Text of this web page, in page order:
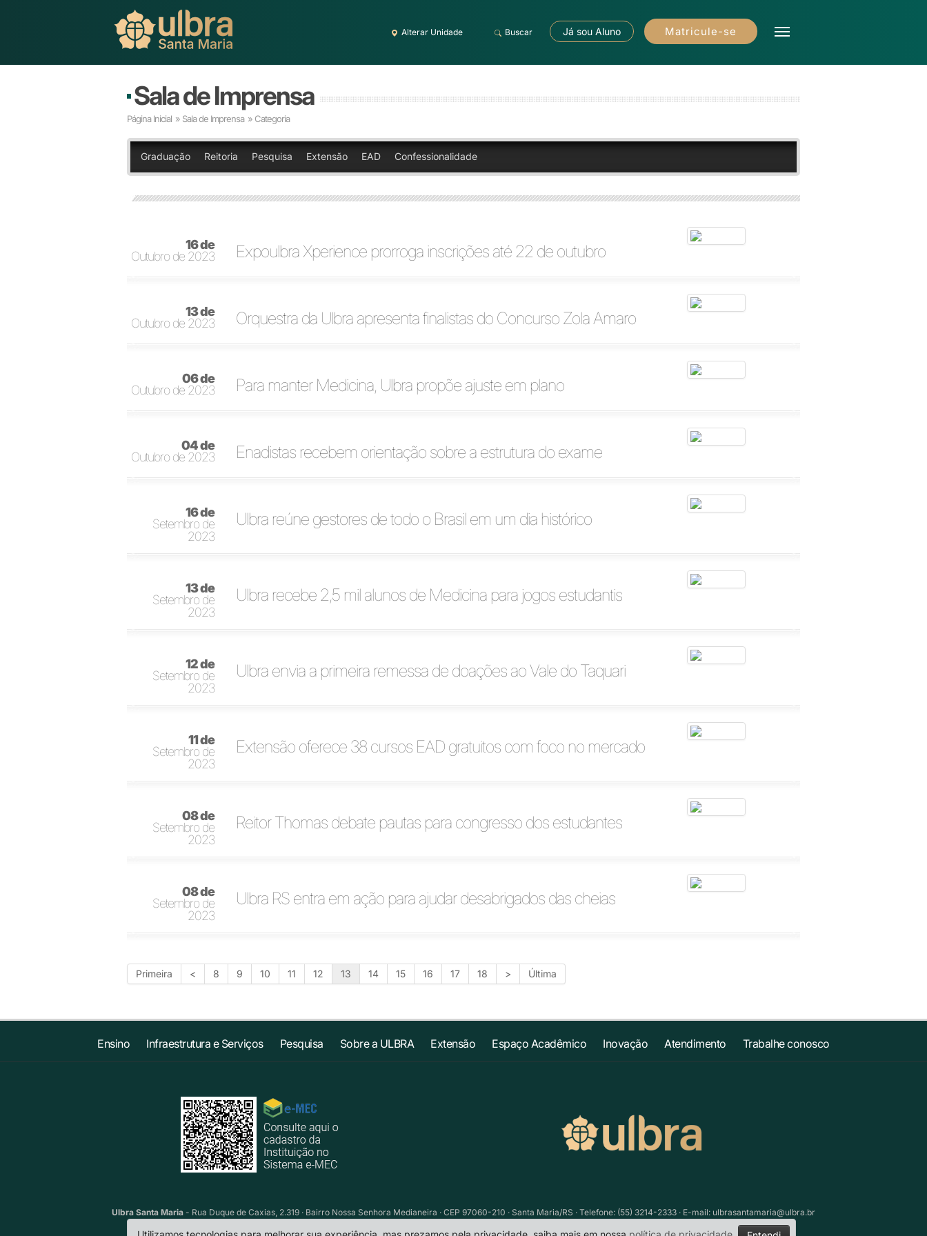
Alterar Unidade Buscar Já sou Aluno Matricule-se
Sala de Imprensa
Página Inicial » Sala de Imprensa » Categoria
Graduação Reitoria Pesquisa Extensão EAD Confessionalidade
16 de
Outubro de 2023
Expoulbra Xperience prorroga inscrições até 22 de outubro
13 de
Outubro de 2023
Orquestra da Ulbra apresenta finalistas do Concurso Zola Amaro
06 de
Outubro de 2023
Para manter Medicina, Ulbra propõe ajuste em plano
04 de
Outubro de 2023
Enadistas recebem orientação sobre a estrutura do exame
16 de
Setembro de
2023
Ulbra reúne gestores de todo o Brasil em um dia histórico
13 de
Setembro de
2023
Ulbra recebe 2,5 mil alunos de Medicina para jogos estudantis
12 de
Setembro de
2023
Ulbra envia a primeira remessa de doações ao Vale do Taquari
11 de
Setembro de
2023
Extensão oferece 38 cursos EAD gratuitos com foco no mercado
08 de
Setembro de
2023
Reitor Thomas debate pautas para congresso dos estudantes
08 de
Setembro de
2023
Ulbra RS entra em ação para ajudar desabrigados das cheias
Primeira < 8 9 10 11 12 13 14 15 16 17 18 > Última
Ensino Infraestrutura e Serviços Pesquisa Sobre a ULBRA Extensão Espaço Acadêmico Inovação Atendimento Trabalhe conosco
Ulbra Santa Maria - Rua Duque de Caxias, 2.319 · Bairro Nossa Senhora Medianeira · CEP 97060-210 · Santa Maria/RS · Telefone: (55) 3214-2333 · E-mail: ulbrasantamaria@ulbra.br